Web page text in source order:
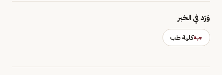
وَرَد في الخبر
جهةكلية طب